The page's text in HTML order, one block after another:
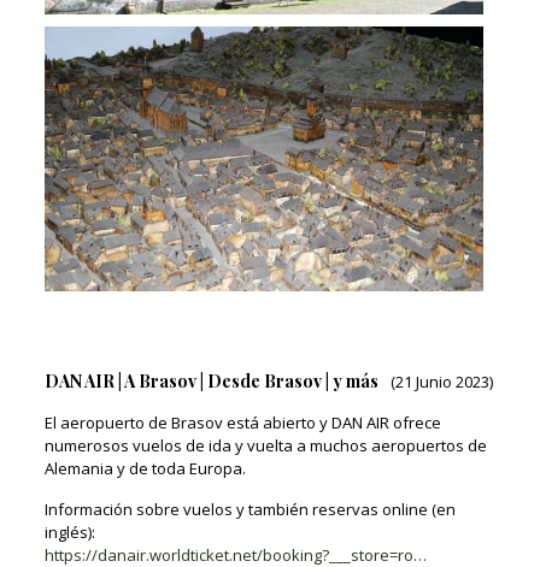
DAN AIR | A Brasov | Desde Brasov | y más
(21 Junio 2023)
El aeropuerto de Brasov está abierto y DAN AIR ofrece
numerosos vuelos de ida y vuelta a muchos aeropuertos de
Alemania y de toda Europa.
Información sobre vuelos y también reservas online (en
inglés):
https://danair.worldticket.net/booking?___store=ro…